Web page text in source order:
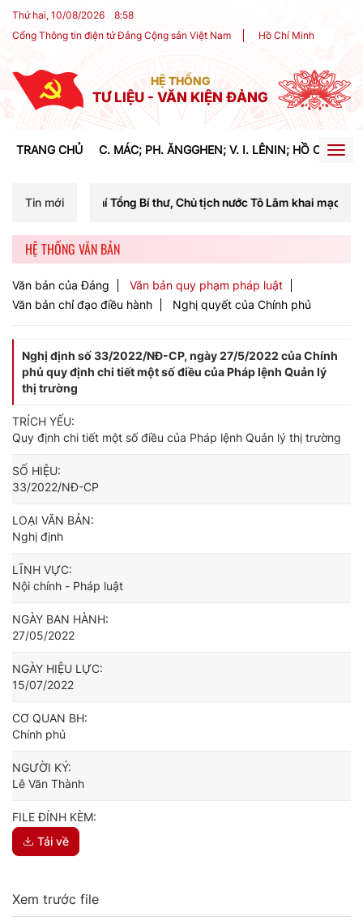
Thứ hai, 10/08/2026 8:58
Cổng Thông tin điện tử Đảng Cộng sản Việt Nam
Hồ Chí Minh
HỆ THỐNG
TƯ LIỆU - VĂN KIỆN ĐẢNG
TRANG CHỦ C. MÁC; PH. ĂNGGHEN; V. I. LÊNIN; HỒ CHÍ
Tin mới
Tổng Bí thư, Chủ tịch nước Tô Lâm khai mạc Hội nghị Trung ương
HỆ THỐNG VĂN BẢN
Văn bản của Đảng
Văn bản quy phạm pháp luật
Văn bản chỉ đạo điều hành
Nghị quyết của Chính phủ
Nghị định số 33/2022/NĐ-CP, ngày 27/5/2022 của Chính
phủ quy định chi tiết một số điều của Pháp lệnh Quản lý
thị trường
TRÍCH YẾU:
Quy định chi tiết một số điều của Pháp lệnh Quản lý thị trường
SỐ HIỆU:
33/2022/NĐ-CP
LOẠI VĂN BẢN:
Nghị định
LĨNH VỰC:
Nội chính - Pháp luật
NGÀY BAN HÀNH:
27/05/2022
NGÀY HIỆU LỰC:
15/07/2022
CƠ QUAN BH:
Chính phủ
NGƯỜI KÝ:
Lê Văn Thành
FILE ĐÍNH KÈM:
Tải về
Xem trước file